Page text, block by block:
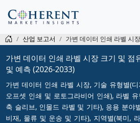
산업 보고서 가변 데이터 인쇄 라벨 시장
가변 데이터 인쇄 라벨 시장 크기 및 점
및 예측 (2026-2033)
가변 데이터 인쇄 라벨 시장, 기술 유형별(
오프셋 인쇄 및 로토그라비어 인쇄), 라벨
축 슬리브, 인몰드 라벨 및 기타), 응용 분야
비재, 물류 및 운송 및 기타), 지역별(북미,